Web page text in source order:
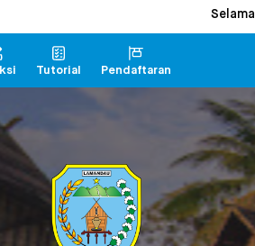
Tutorial Pendaftaran
Selamat